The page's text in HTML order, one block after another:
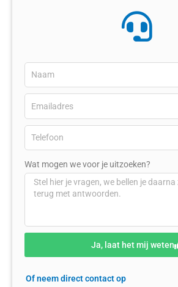
Wat mogen we voor je uitzoeken?
Ja, laat het mij weten
Of neem direct contact op